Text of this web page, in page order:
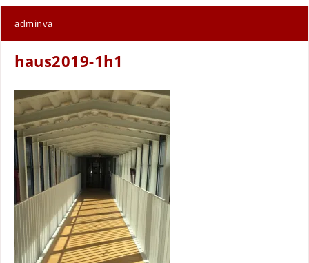
adminva
haus2019-1h1